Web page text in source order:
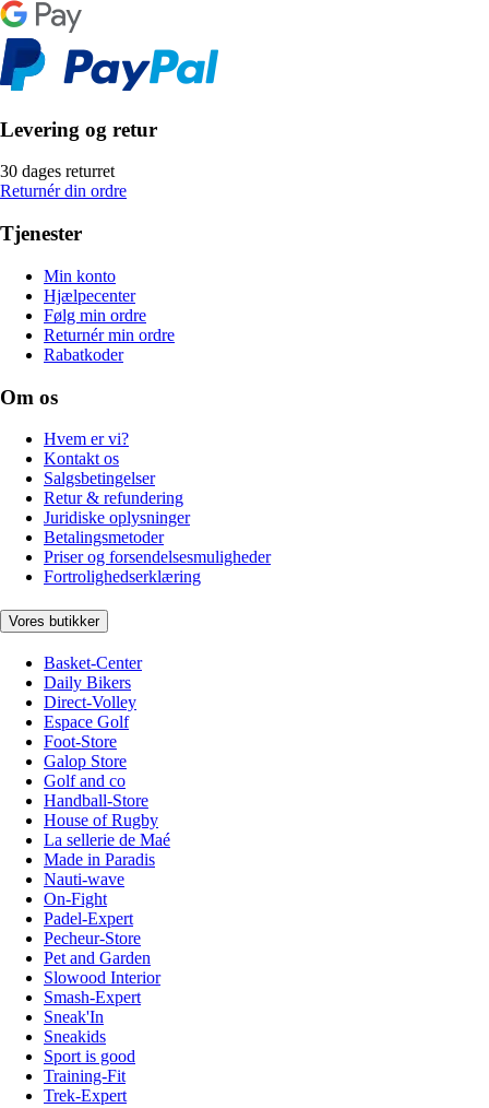
Levering og retur
30 dages returret
Returnér din ordre
Tjenester
Min konto
Hjælpecenter
Følg min ordre
Returnér min ordre
Rabatkoder
Om os
Hvem er vi?
Kontakt os
Salgsbetingelser
Retur & refundering
Juridiske oplysninger
Betalingsmetoder
Priser og forsendelsesmuligheder
Fortrolighedserklæring
Vores butikker
Basket-Center
Daily Bikers
Direct-Volley
Espace Golf
Foot-Store
Galop Store
Golf and co
Handball-Store
House of Rugby
La sellerie de Maé
Made in Paradis
Nauti-wave
On-Fight
Padel-Expert
Pecheur-Store
Pet and Garden
Slowood Interior
Smash-Expert
Sneak'In
Sneakids
Sport is good
Training-Fit
Trek-Expert